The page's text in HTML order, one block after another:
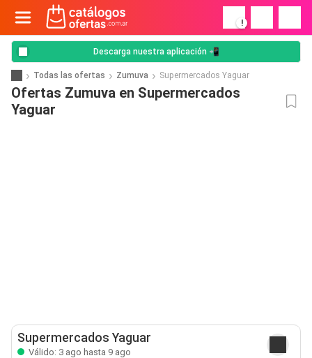
!
Descarga nuestra aplicación 📲
Todas las ofertas Zumuva Supermercados Yaguar
Ofertas Zumuva en Supermercados
Yaguar
Supermercados Yaguar
Válido: 3 ago hasta 9 ago